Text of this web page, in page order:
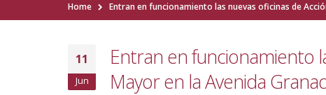
Home Entran en funcionamiento las nuevas oficinas de
11
Jun
Entran en funcionamiento
Mayor en la Avenida